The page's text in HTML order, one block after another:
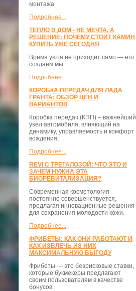
монтажа
Подробнее...
ТЕПЛО В ДОМ - НЕ МЕЧТА, А
РЕШЕНИЕ: ПОЧЕМУ СТОИТ КАМИН
КУПИТЬ УЖЕ СЕГОДНЯ
Время уюта не приходит само — его
создаём мы.
Подробнее...
КОРОБКА ПЕРЕДАЧ ДЛЯ ЛАДА
ГРАНТА: ОБЗОР ЦЕН И
ВАРИАНТОВ
Коробка передач (КПП) – важнейший
узел автомобиля, влияющий на
динамику, управляемость и комфорт
вождения.
Подробнее...
REVI С ТРЕГАЛОЗОЙ: ЧТО ЭТО И
ЗАЧЕМ НУЖНА ЭТА
БИОРЕВИТАЛИЗАЦИЯ?
Современная косметология
постоянно совершенствуется,
предлагая инновационные решения
для сохранения молодости кожи.
Подробнее...
ФРИБЕТЫ: КАК ОНИ РАБОТАЮТ И
КАК ИЗВЛЕЧЬ ИЗ НИХ
МАКСИМАЛЬНУЮ ВЫГОДУ
Фрибеты — это безрисковые ставки,
которые букмекеры предлагают
своим пользователям в качестве
бонусов.